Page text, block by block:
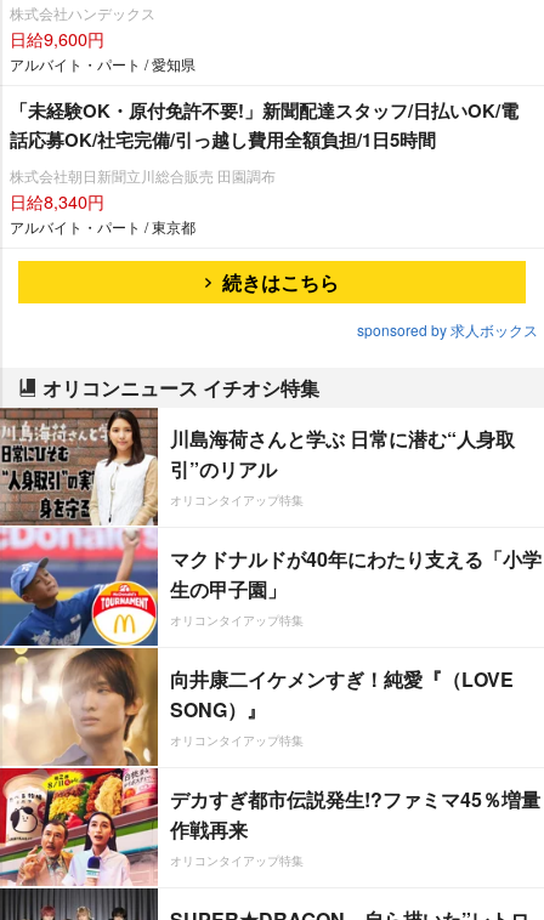
株式会社ハンデックス
日給9,600円
アルバイト・パート / 愛知県
「未経験OK・原付免許不要!」新聞配達スタッフ/日払いOK/電
話応募OK/社宅完備/引っ越し費用全額負担/1日5時間
株式会社朝日新聞立川総合販売 田園調布
日給8,340円
アルバイト・パート / 東京都
続きはこちら
sponsored by 求人ボックス
オリコンニュース イチオシ特集
川島海荷さんと学ぶ 日常に潜む“人身取
引”のリアル
オリコンタイアップ特集
マクドナルドが40年にわたり支える「小学
生の甲子園」
オリコンタイアップ特集
向井康二イケメンすぎ！純愛『（LOVE
SONG）』
オリコンタイアップ特集
デカすぎ都市伝説発生!?ファミマ45％増量
作戦再来
オリコンタイアップ特集